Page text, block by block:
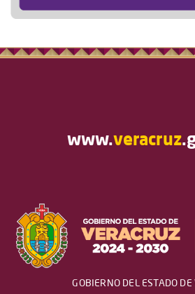
www.veracruz
GOBIERNO DEL ESTADO DE